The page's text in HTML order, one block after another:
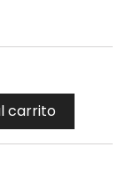
carrito